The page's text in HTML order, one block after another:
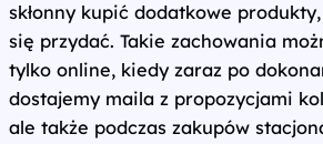
skłonny kupić dodatkowe
się przydać. Takie zachowania
tylko online, kiedy zaraz po
dostajemy maila z propozycjami
ale także podczas zakupów